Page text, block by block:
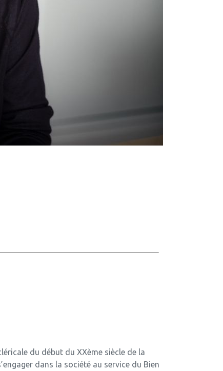
du début du XXème siècle de la
dans la société au service du Bien